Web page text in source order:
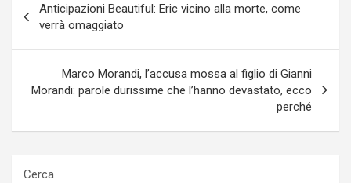
articoli
Anticipazioni Beautiful: Eric vicino alla morte, come
verrà omaggiato
Marco Morandi, l’accusa mossa al figlio di Gianni
Morandi: parole durissime che l’hanno devastato, ecco
perché
Cerca